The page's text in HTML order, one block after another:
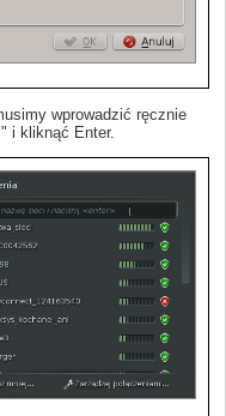
wprowadzić ręcznie
i kliknąć Enter.